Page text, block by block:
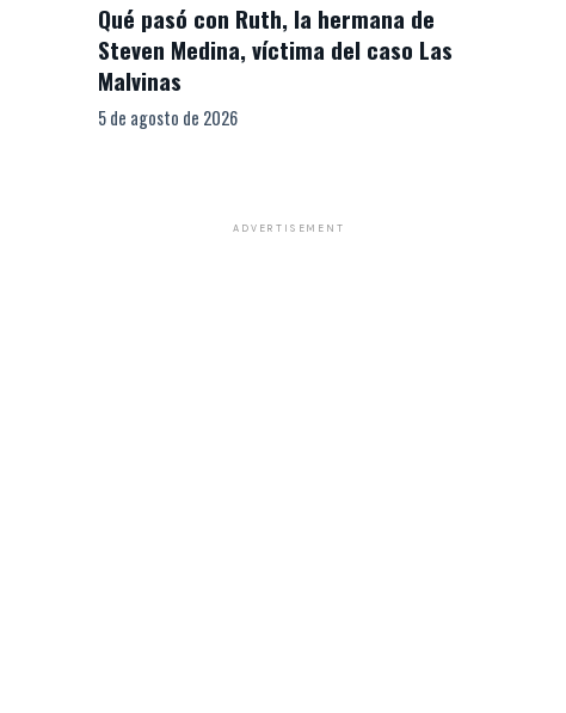
Qué pasó con Ruth, la hermana de
Steven Medina, víctima del caso Las
Malvinas
5 de agosto de 2026
ADVERTISEMENT